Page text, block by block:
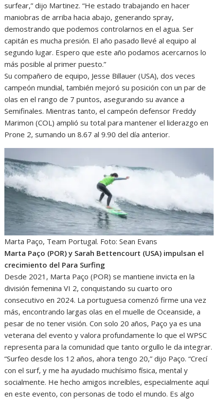
surfear,” dijo Martinez. “He estado trabajando en hacer
maniobras de arriba hacia abajo, generando spray,
demostrando que podemos controlarnos en el agua. Ser
capitán es mucha presión. El año pasado llevé al equipo al
segundo lugar. Espero que este año podamos acercarnos lo
más posible al primer puesto.”
Su compañero de equipo, Jesse Billauer (USA), dos veces
campeón mundial, también mejoró su posición con un par de
olas en el rango de 7 puntos, asegurando su avance a
Semifinales. Mientras tanto, el campeón defensor Freddy
Marimon (COL) amplió su total para mantener el liderazgo en
Prone 2, sumando un 8.67 al 9.90 del día anterior.
Marta Paço, Team Portugal. Foto: Sean Evans
Marta Paço (POR) y Sarah Bettencourt (USA) impulsan el
crecimiento del Para Surfing
Desde 2021, Marta Paço (POR) se mantiene invicta en la
división femenina VI 2, conquistando su cuarto oro
consecutivo en 2024. La portuguesa comenzó firme una vez
más, encontrando largas olas en el muelle de Oceanside, a
pesar de no tener visión. Con solo 20 años, Paço ya es una
veterana del evento y valora profundamente lo que el WPSC
representa para la comunidad que tanto orgullo le da integrar.
“Surfeo desde los 12 años, ahora tengo 20,” dijo Paço. “Crecí
con el surf, y me ha ayudado muchísimo física, mental y
socialmente. He hecho amigos increíbles, especialmente aquí
en este evento, con personas de todo el mundo. Es algo